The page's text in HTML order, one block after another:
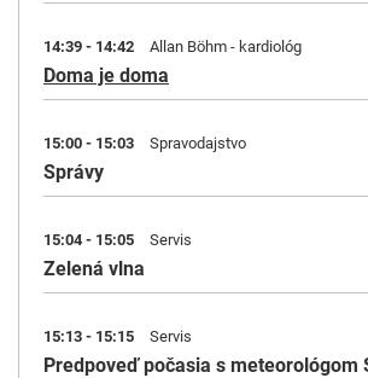
14:39 - 14:42 Allan Böhm - kardiológ
Doma je doma
15:00 - 15:03 Spravodajstvo
Správy
15:04 - 15:05 Servis
Zelená vlna
15:13 - 15:15 Servis
Predpoveď počasia s meteorológom